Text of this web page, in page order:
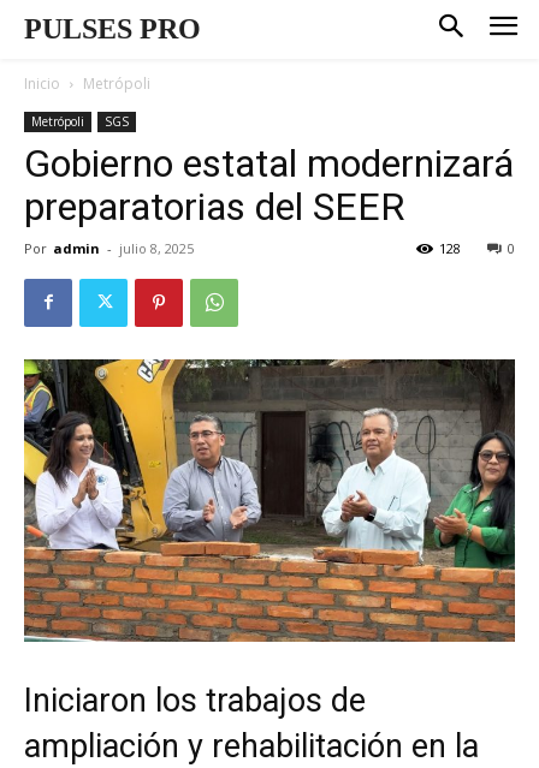
PULSES PRO
Inicio Metrópoli
Metrópoli SGS
Gobierno estatal modernizará
preparatorias del SEER
Por admin - julio 8, 2025 0
128
Iniciaron los trabajos de
ampliación y rehabilitación en la